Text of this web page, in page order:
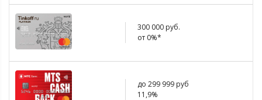
300 000 руб.
от 0%*
до 299 999 руб
11,9%